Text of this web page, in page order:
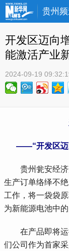
贵州
开发区迈向
能激活产业
2024-09-19
——“开发区迈
贵州瓮安经济
生产订单络绎不
工作，将一袋袋
为新能源电池中
在产品即将运
们公司作为首家